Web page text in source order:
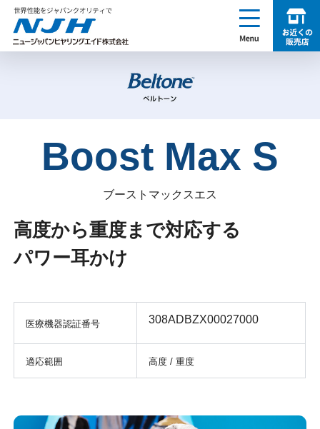
NJH ニュージャパンヒヤリングエイド株式会社
お近くの販売店を探す
Boost Max S
ブーストマックスエス
高度から重度まで対応する
パワー耳かけ
医療機器認証番号 308ADBZX00027000
適応範囲 高度 / 重度